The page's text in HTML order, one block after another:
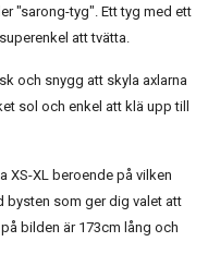
"sarong-tyg". Ett tyg med ett
att tvätta.
och snygg att skyla axlarna
sol och enkel att klä upp till
XS-XL beroende på vilken
bysten som ger dig valet att
bilden är 173cm lång och